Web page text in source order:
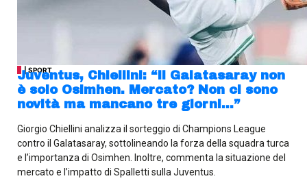
| SPORT
Juventus, Chiellini: “Il Galatasaray non
è solo Osimhen. Mercato? Non ci sono
novità ma mancano tre giorni…”
Giorgio Chiellini analizza il sorteggio di Champions League
contro il Galatasaray, sottolineando la forza della squadra turca
e l’importanza di Osimhen. Inoltre, commenta la situazione del
mercato e l’impatto di Spalletti sulla Juventus.